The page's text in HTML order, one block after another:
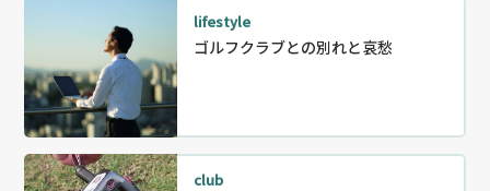
lifestyle
ゴルフクラブとの別れと哀愁
club